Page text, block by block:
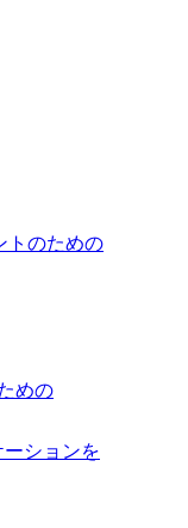
トのための
めの
ーションを